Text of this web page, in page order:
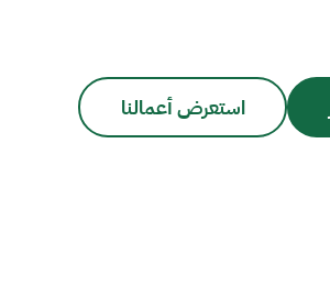
استعرض أعمالنا